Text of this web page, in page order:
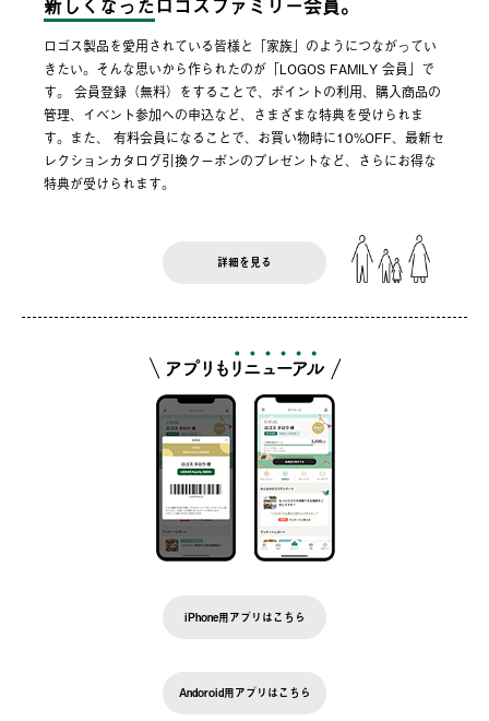
新しくなった ロゴスファミリー会員。
ロゴス製品を愛用されている皆様と「家族」のようにつながってい
きたい。そんな思いから作られたのが「LOGOS FAMILY 会員」で
す。 会員登録（無料）をすることで、ポイントの利用、購入商品の
管理、イベント参加への申込など、さまざまな特典を受けられま
す。また、 有料会員になることで、お買い物時に10%OFF、最新セ
レクションカタログ引換クーポンのプレゼントなど、さらにお得な
特典が受けられます。
詳細を見る
iPhone用アプリはこちら
Andoroid用アプリはこちら